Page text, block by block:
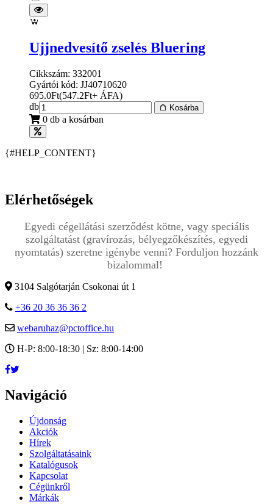
Ujjnedvesítő zselés Bluering
Cikkszám: 332001
Gyártói kód: JJ40710620
695.0Ft(547.2Ft+ ÁFA)
db
Kosárba
0 db a kosárban
{#HELP_CONTENT}
Elérhetőségek
Egyedi cégellátási szerződést kötne, vagy speciális
szolgáltatást (gravírozás, bélyegzőkészítés, egyedi
nyomtatás) szeretne igénybe venni? Forduljon hozzánk
bizalommal!
3104 Salgótarján Csokonai út 1
+36 20 36 36 36 2
webaruhaz@pctoffice.hu
H-P: 8:00-18:30 | Sz: 8:00-14:00
Navigáció
Újdonság
Akciók
Hírek
Szolgáltatásaink
Katalógusok
Kapcsolat
Cégünkről
Márkák